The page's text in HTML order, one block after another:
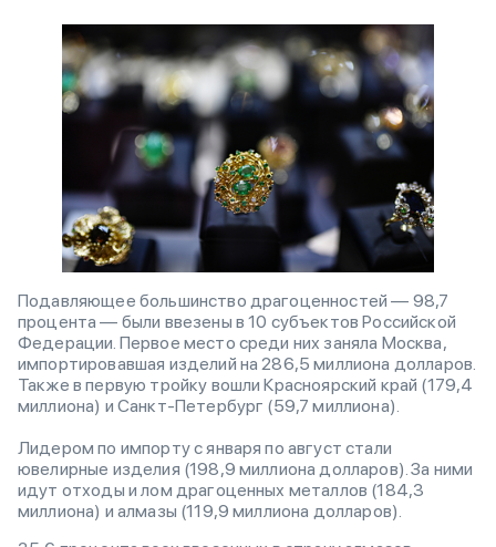
Подавляющее большинство драгоценностей — 98,7
процента — были ввезены в 10 субъектов Российской
Федерации. Первое место среди них заняла Москва,
импортировавшая изделий на 286,5 миллиона долларов.
Также в первую тройку вошли Красноярский край (179,4
миллиона) и Санкт-Петербург (59,7 миллиона).
Лидером по импорту с января по август стали
ювелирные изделия (198,9 миллиона долларов). За ними
идут отходы и лом драгоценных металлов (184,3
миллиона) и алмазы (119,9 миллиона долларов).